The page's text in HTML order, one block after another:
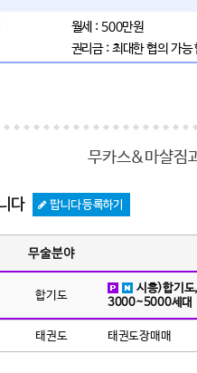
월세 : 500만원
무카스&마샬짐
다 팝니다 등록하기
무술분야
합기도
시흥)합기도
3000~5000세대
태권도 태권도장매매